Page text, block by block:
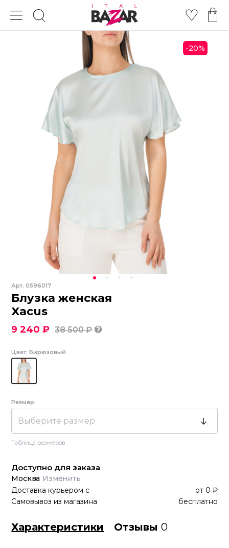
-20%
Арт.0596017
Блузка женская
Xacus
9 240 ₽ 38 500 ₽
Цвет: Бирюзовый
Размер:
Выберите размер
Таблица размеров
Доступно для заказа
Москва Изменить
Доставка курьером с от 0 ₽
Самовывоз из магазина
бесплатно
Характеристики Отзывы0